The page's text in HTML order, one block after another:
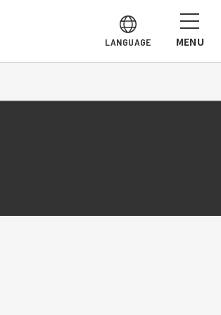
LANGUAGE MENU